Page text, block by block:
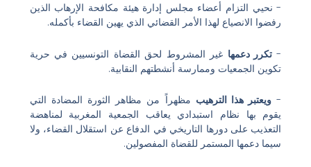
- نحيي التزام أعضاء مجلس إدارة هيئة مكافحة الإرهاب الذين
رفضوا الانصياع لهذا الأمر القضائي الذي يهين القضاء بأكمله.
- تكرر دعمها غير المشروط لحق القضاة التونسيين في حرية
تكوين الجمعيات وممارسة أنشطتهم النقابية.
- ويعتبر هذا الترهيب مظهراً من مظاهر الثورة المضادة التي
يقوم بها نظام استبدادي يعاقب الجمعية المغربية لمناهضة
التعذيب على دورها التاريخي في الدفاع عن استقلال القضاء، ولا
سيما دعمها المستمر للقضاة المفصولين.